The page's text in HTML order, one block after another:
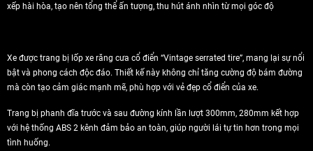
xếp hài hòa, tạo nên tổng thể ấn tượng, thu hút ánh nhìn từ mọi góc độ
Xe được trang bị lốp xe răng cưa cổ điển “Vintage serrated tire”, mang lại sự nổi
bật và phong cách độc đáo. Thiết kế này không chỉ tăng cường độ bám đường
mà còn tạo cảm giác mạnh mẽ, phù hợp với vẻ đẹp cổ điển của xe.
Trang bị phanh đĩa trước và sau đường kính lần lượt 300mm, 280mm kết hợp
với hệ thống ABS 2 kênh đảm bảo an toàn, giúp người lái tự tin hơn trong mọi
tình huống.